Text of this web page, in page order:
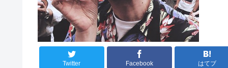
Twitter Facebook はてブ